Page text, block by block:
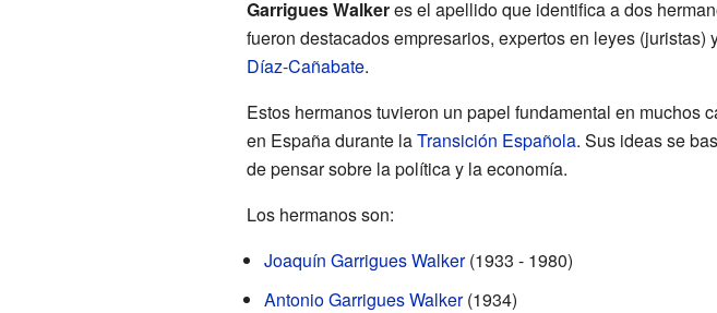
Garrigues Walkeres el apellido que identifica a dos
fueron destacados empresarios, expertos en leyes
Díaz-Cañabate.
Estos hermanos tuvieron un papel fundamental en
en España durante laTransición Española. Sus ideas se
de pensar sobre la política y la economía.
Los hermanos son:
Joaquín Garrigues Walker(1933 - 1980)
Antonio Garrigues Walker(1934)